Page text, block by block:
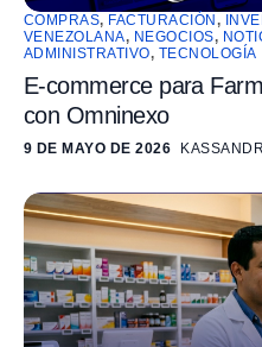
COMPRAS, FACTURACIÓN,
VENEZOLANA, NEGOCIOS,
ADMINISTRATIVO, TECNOLOGÍA
E-commerce para
con Omninexo
9 DE MAYO DE 2026